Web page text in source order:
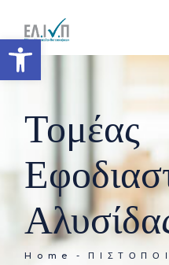
Ανοίξτε τη
Τομέας
Home